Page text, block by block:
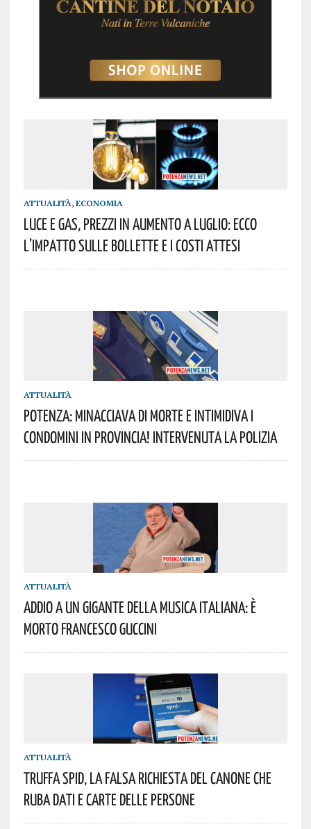
ATTUALITÀ, ECONOMIA
Luce E Gas, Prezzi In Aumento A Luglio: Ecco
L’impatto Sulle Bollette E I Costi Attesi
ATTUALITÀ
Potenza: Minacciava Di Morte E Intimidiva I
Condomini In Provincia! Intervenuta La Polizia
ATTUALITÀ
Addio A Un Gigante Della Musica Italiana: È
Morto Francesco Guccini
ATTUALITÀ
Truffa Spid, La Falsa Richiesta Del Canone Che
Ruba Dati E Carte Delle Persone